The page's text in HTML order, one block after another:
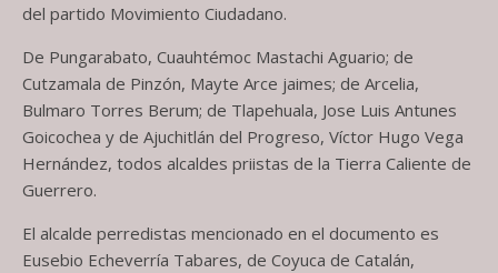
del partido Movimiento Ciudadano.
De Pungarabato, Cuauhtémoc Mastachi Aguario; de
Cutzamala de Pinzón, Mayte Arce jaimes; de Arcelia,
Bulmaro Torres Berum; de Tlapehuala, Jose Luis Antunes
Goicochea y de Ajuchitlán del Progreso, Víctor Hugo Vega
Hernández, todos alcaldes priistas de la Tierra Caliente de
Guerrero.
El alcalde perredistas mencionado en el documento es
Eusebio Echeverría Tabares, de Coyuca de Catalán,